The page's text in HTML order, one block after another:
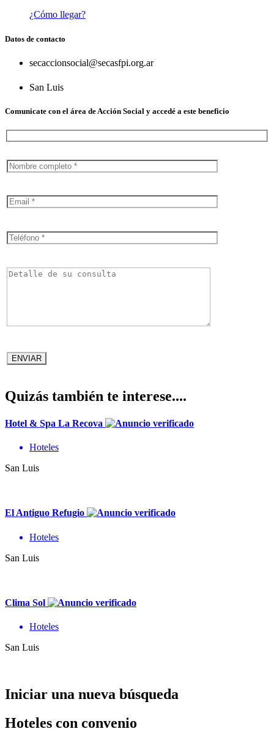
¿Cómo llegar?
Datos de contacto
secaccionsocial@secasfpi.org.ar
San Luis
Comunicate con el área de Acción Social y accedé a este beneficio
Quizás también te interese....
Hotel & Spa La Recova
Hoteles
San Luis
El Antiguo Refugio
Hoteles
San Luis
Clima Sol
Hoteles
San Luis
Iniciar una nueva búsqueda
Hoteles con convenio